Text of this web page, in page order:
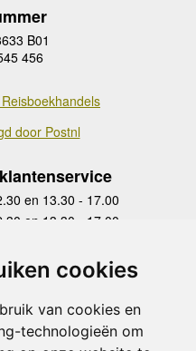
cookies
van cookies en
technologieën om
B01
456
door Postnl
en 13.30 - 17.00
en 13.30 - 17.00
en 13.30 - 17.00
en 13.30 - 17.00
gesloten
gesloten